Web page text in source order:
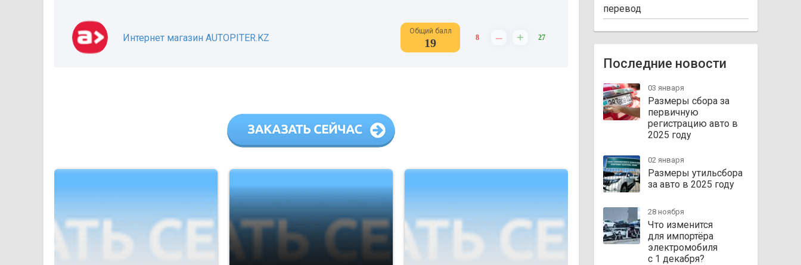
Интернет магазин AUTOPITER.KZ
Общий балл
19 8 – + 27
перевод
Последние новости
03 января
Размеры сбора за
первичную
регистрацию авто в
2025 году
02 января
Размеры утильсбора
за авто в 2025 году
28 ноября
Что изменится
для импортёра
электромобиля
с 1 декабря?